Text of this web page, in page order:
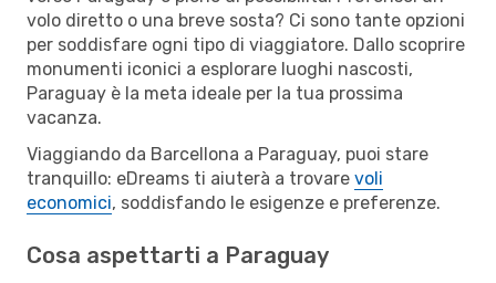
volo diretto o una breve sosta? Ci sono tante opzioni
per soddisfare ogni tipo di viaggiatore. Dallo scoprire
monumenti iconici a esplorare luoghi nascosti,
Paraguay è la meta ideale per la tua prossima
vacanza.
Viaggiando da Barcellona a Paraguay, puoi stare
tranquillo: eDreams ti aiuterà a trovare voli
economici, soddisfando le esigenze e preferenze.
Cosa aspettarti a Paraguay